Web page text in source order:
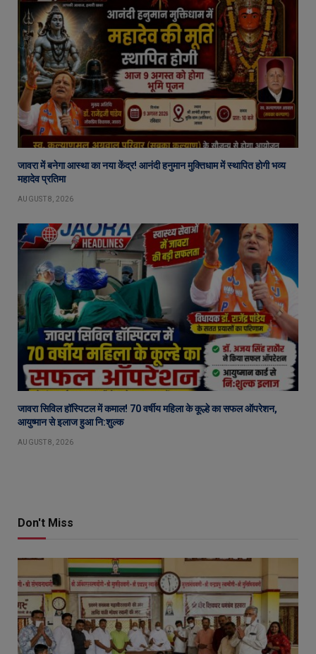
जावरा में बनेगा आस्था का नया केंद्र! आनंदी हनुमान मुक्तिधाम में स्थापित होगी भव्य
महादेव प्रतिमा
AUGUST 8, 2026
जावरा सिविल हॉस्पिटल में कमाल! 70 वर्षीय महिला के कूल्हे का सफल ऑपरेशन,
आयुष्मान से इलाज हुआ नि:शुल्क
AUGUST 8, 2026
Don't Miss